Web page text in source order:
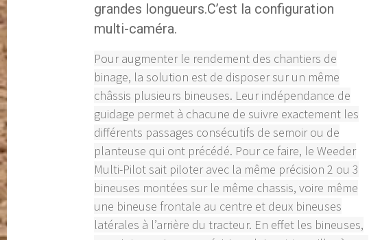
grandes longueurs.C’est la configuration
multi-caméra.
Pour augmenter le rendement des chantiers de
binage, la solution est de disposer sur un même
châssis plusieurs bineuses. Leur indépendance de
guidage permet à chacune de suivre exactement les
différents passages consécutifs de semoir ou de
planteuse qui ont précédé. Pour ce faire, le Weeder
Multi-Pilot sait piloter avec la même précision 2 ou 3
bineuses montées sur le même chassis, voire même
une bineuse frontale au centre et deux bineuses
latérales à l’arrière du tracteur. En effet les bineuses,